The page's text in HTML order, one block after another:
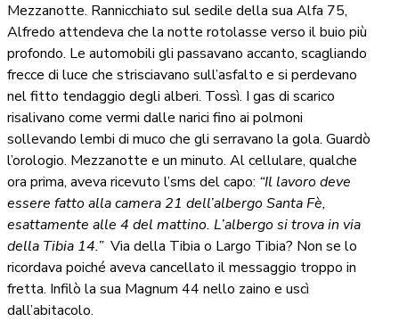
Mezzanotte. Rannicchiato sul sedile della sua Alfa 75,
Alfredo attendeva che la notte rotolasse verso il buio più
profondo. Le automobili gli passavano accanto, scagliando
frecce di luce che strisciavano sull’asfalto e si perdevano
nel fitto tendaggio degli alberi. Tossì. I gas di scarico
risalivano come vermi dalle narici fino ai polmoni
sollevando lembi di muco che gli serravano la gola. Guardò
l’orologio. Mezzanotte e un minuto. Al cellulare, qualche
ora prima, aveva ricevuto l’sms del capo: “Il lavoro deve
essere fatto alla camera 21 dell’albergo Santa Fè,
esattamente alle 4 del mattino. L’albergo si trova in via
della Tibia 14.” Via della Tibia o Largo Tibia? Non se lo
ricordava poiché aveva cancellato il messaggio troppo in
fretta. Infilò la sua Magnum 44 nello zaino e uscì
dall’abitacolo.